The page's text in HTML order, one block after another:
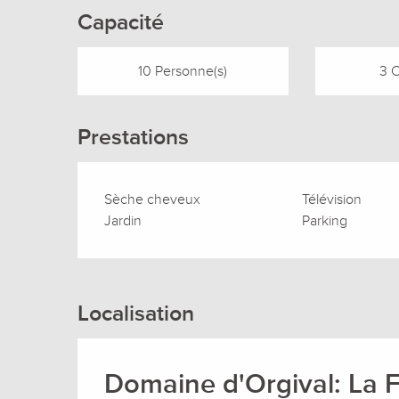
Capacité
10 Personne(s) 3
Prestations
Sèche cheveux
Télévision
Jardin
Parking
Localisation
Domaine d'Orgival: La